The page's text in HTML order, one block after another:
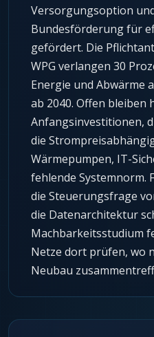
Versorgungsoption
Bundesförderung für
gefördert. Die
WPG verlangen 30
Energie und Abwärme
ab 2040. Offen bleiben
Anfangsinvestitionen,
die
Wärmepumpen, IT-
fehlende Systemnorm.
die Steuerungsfrage
die Datenarchitektur
Machbarkeitsstudium
Netze dort prüfen, wo
Neubau